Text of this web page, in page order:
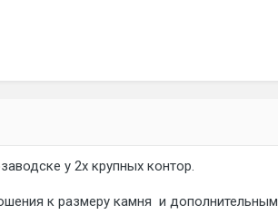
у 2х крупных контор.
к размеру камня и дополнительным